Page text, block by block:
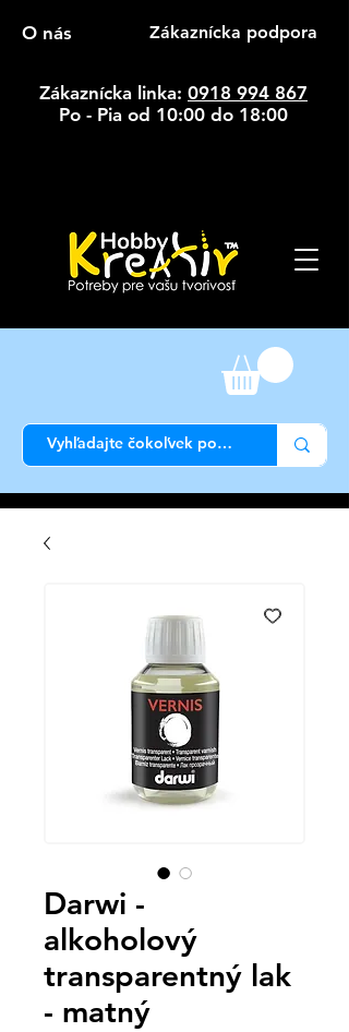
O nás Zákaznícka podpora
Zákaznícka linka: 0918 994 867
Po - Pia od 10:00 do 18:00
Darwi -
alkoholový
transparentný lak
- matný